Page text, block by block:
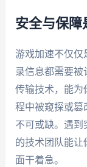
安全与保障
游戏加速不仅仅
录信息都需要被
传输技术，能为
程中被窥探或篡
不可或缺。遇到
的技术团队能让
面干着急。